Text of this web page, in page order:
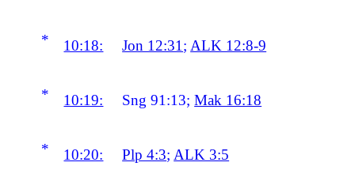
* 10:18: Jon 12:31 ; ALK 12:8-9
* 10:19: Sng 91:13;Mak 16:18
* 10:20: Plp 4:3;ALK 3:5